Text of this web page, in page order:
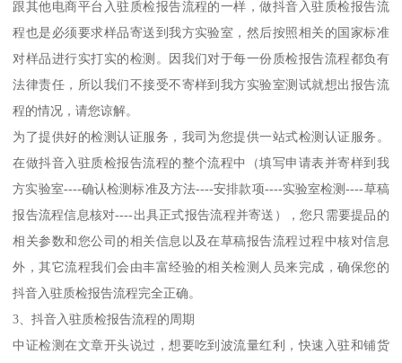
跟其他电商平台入驻质检报告流程的一样，做抖音入驻质检报告流
程也是必须要求样品寄送到我方实验室，然后按照相关的国家标准
对样品进行实打实的检测。因我们对于每一份质检报告流程都负有
法律责任，所以我们不接受不寄样到我方实验室测试就想出报告流
程的情况，请您谅解。
为了提供好的检测认证服务，我司为您提供一站式检测认证服务。
在做抖音入驻质检报告流程的整个流程中（填写申请表并寄样到我
方实验室----确认检测标准及方法----安排款项----实验室检测----草稿
报告流程信息核对----出具正式报告流程并寄送），您只需要提品的
相关参数和您公司的相关信息以及在草稿报告流程过程中核对信息
外，其它流程我们会由丰富经验的相关检测人员来完成，确保您的
抖音入驻质检报告流程完全正确。
3、抖音入驻质检报告流程的周期
中证检测在文章开头说过，想要吃到波流量红利，快速入驻和铺货